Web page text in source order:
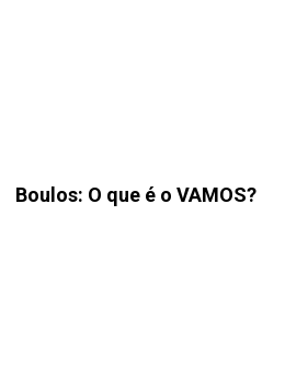
Boulos: O que é o VAMOS?